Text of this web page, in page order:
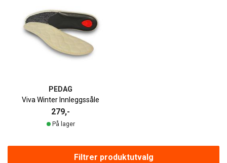
PEDAG
Viva Winter Innleggssåle
279,-
På lager
Filtrer produktutvalg